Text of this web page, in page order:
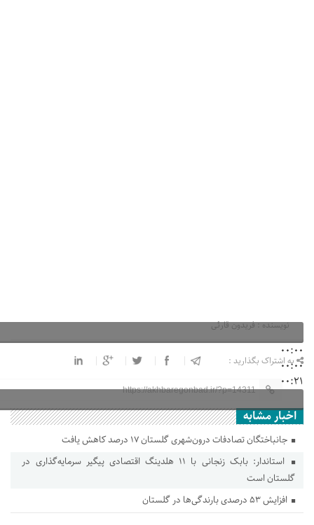
00:00
00:00
00:21
نویسنده : فریدون قارئی
به اشتراک بگذارید :
https://akhbaregonbad.ir/?p=14311
اخبار مشابه
جانباختگان تصادفات درون‌شهری گلستان ۱۷ درصد کاهش یافت
استاندار: بابک زنجانی با ۱۱ هلدینگ اقتصادی پیگیر سرمایه‌گذاری در
گلستان است
افزایش ۵۳ درصدی بارندگی‌ها در گلستان